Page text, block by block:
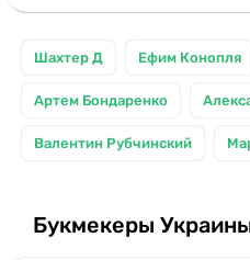
Шахтер Д Ефим Конопля
Артем Бондаренко
Валентин Рубчинский
Букмекеры